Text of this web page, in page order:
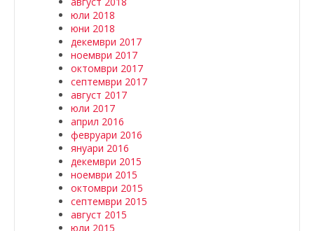
юли 2018
юни 2018
декември 2017
ноември 2017
октомври 2017
септември 2017
август 2017
юли 2017
април 2016
февруари 2016
януари 2016
декември 2015
ноември 2015
октомври 2015
септември 2015
август 2015
юли 2015